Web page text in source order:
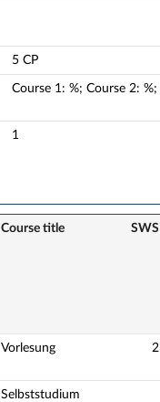
5 CP
Course 1: %; Course 2: %;
1
Course title SWS
Vorlesung 2
Selbststudium